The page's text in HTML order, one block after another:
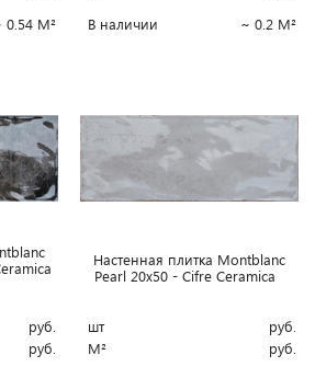
0.54 М²
В наличии
~ 0.2 М²
руб.
руб.
Настенная плитка Montblanc
Pearl 20x50 - Cifre Ceramica
шт
руб.
М²
руб.